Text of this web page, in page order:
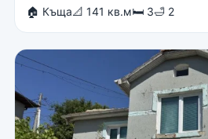
🏠 Къща📐 141 кв.м🛏 3🛁 2